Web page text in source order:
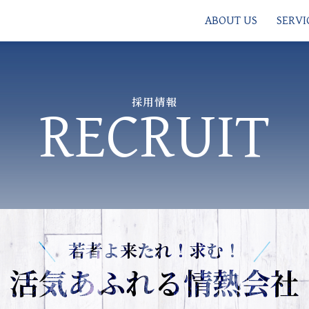
ABOUT US
採用情報
RECRUIT
若者よ来たれ！求む！
活気あふれる情熱会社